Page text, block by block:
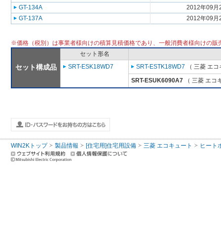
GT-134A
2012年09月
GT-137A
2012年09月
※価格（税別）は事業者様向けの積算見積価格であり、一般消費者様向けの販
セット構成品
セット形名
SRT-ESK18WD7
SRT-ESTK18WD7 （ 三菱 エ
SRT-ESUK6090A7 （ 三菱 エコ
WIN2Kトップ 製品情報 [住宅用]住宅用設備 三菱 エコキュート ヒート